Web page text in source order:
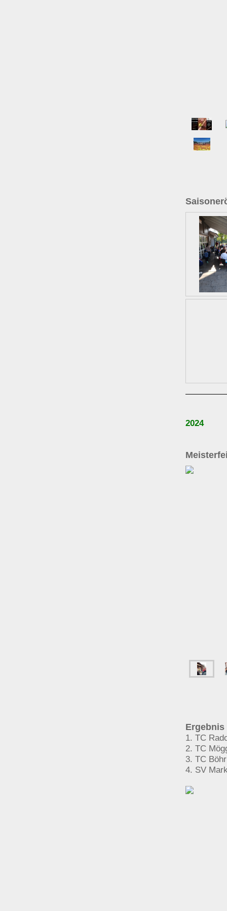
2024
Ergebnis
1. TC
2. TC
3. TC
4. SV